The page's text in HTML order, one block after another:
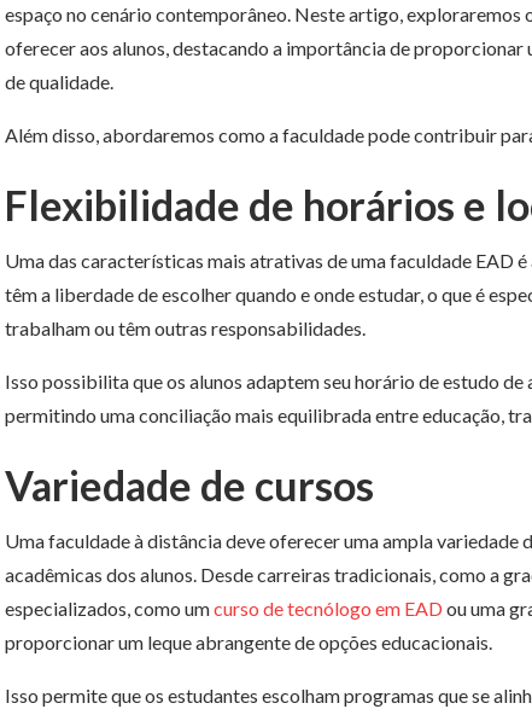
espaço no cenário contemporâneo. Neste artigo, exploraremos
oferecer aos alunos, destacando a importância de
de qualidade.
Além disso, abordaremos como a faculdade pode contribuir
Flexibilidade de horários e
Uma das características mais atrativas de uma faculdade EAD
têm a liberdade de escolher quando e onde estudar, o que é
trabalham ou têm outras responsabilidades.
Isso possibilita que os alunos adaptem seu horário de estudo
permitindo uma conciliação mais equilibrada entre educação,
Variedade de cursos
Uma faculdade à distância deve oferecer uma ampla variedade
acadêmicas dos alunos. Desde carreiras tradicionais, como a
especializados, como umcurso de tecnólogo em EAD ou uma
proporcionar um leque abrangente de opções educacionais.
Isso permite que os estudantes escolham programas que se